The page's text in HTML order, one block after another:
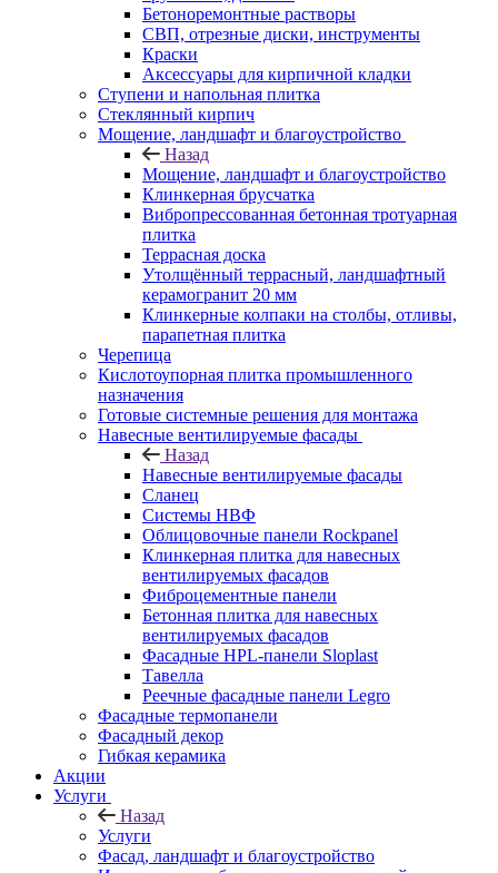
Бетоноремонтные растворы
СВП, отрезные диски, инструменты
Краски
Аксессуары для кирпичной кладки
Ступени и напольная плитка
Cтеклянный кирпич
Мощение, ландшафт и благоустройство
Назад
Мощение, ландшафт и благоустройство
Клинкерная брусчатка
Вибропрессованная бетонная тротуарная
плитка
Террасная доска
Утолщённый террасный, ландшафтный
керамогранит 20 мм
Клинкерные колпаки на столбы, отливы,
парапетная плитка
Черепица
Кислотоупорная плитка промышленного
назначения
Готовые системные решения для монтажа
Навесные вентилируемые фасады
Назад
Навесные вентилируемые фасады
Сланец
Системы НВФ
Облицовочные панели Rockpanel
Клинкерная плитка для навесных
вентилируемых фасадов
Фиброцементные панели
Бетонная плитка для навесных
вентилируемых фасадов
Фасадные HPL-панели Sloplast
Тавелла
Реечные фасадные панели Legro
Фасадные термопанели
Фасадный декор
Гибкая керамика
Акции
Услуги
Назад
Услуги
Фасад, ландшафт и благоустройство